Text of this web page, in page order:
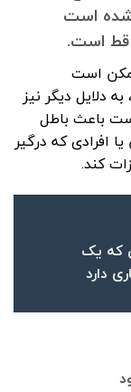
شده است
است.
است
دلایل دیگر نیز
باعث باطل
افرادی که درگیر
کند.
که یک
دارد